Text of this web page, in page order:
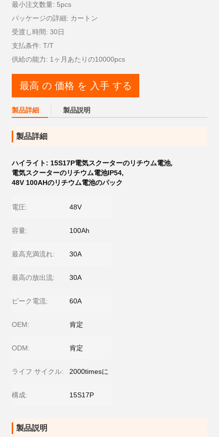
最小注文数量: 5pcs
パッケージの詳細: カートン
受渡し時間: 30日
支払条件: T/T
供給の能力: 1ヶ月あたりの10000pcs
最高 の 価格 を 入手 する
製品詳細 製品説明
製品詳細
ハイライト: 15S17P電気スクーターのリチウム電池,
電気スクーターのリチウム電池IP54,
48V 100AHのリチウム電池のパック
電圧: 48V
容量: 100Ah
最高充満流れ: 30A
最高の放出流: 30A
ピーク電流: 60A
OEM: 肯定
ODM: 肯定
ライフ サイクル: 2000timesに
構成: 15S17P
製品説明